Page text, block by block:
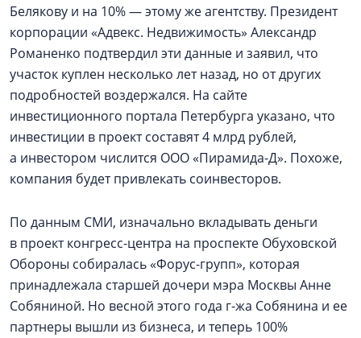
Белякову и на 10% — этому же агентству. Президент
корпорации «Адвекс. Недвижимость» Александр
Романенко подтвердил эти данные и заявил, что
участок куплен несколько лет назад, но от других
подробностей воздержался. На сайте
инвестиционного портала Петербурга указано, что
инвестиции в проект составят 4 млрд рублей,
а инвестором числится ООО «Пирамида-Д». Похоже,
компания будет привлекать соинвесторов.
По данным СМИ, изначально вкладывать деньги
в проект конгресс-центра на проспекте Обуховской
Обороны собиралась «Форус-групп», которая
принадлежала старшей дочери мэра Москвы Анне
Собяниной. Но весной этого года г-жа Собянина и ее
партнеры вышли из бизнеса, и теперь 100%